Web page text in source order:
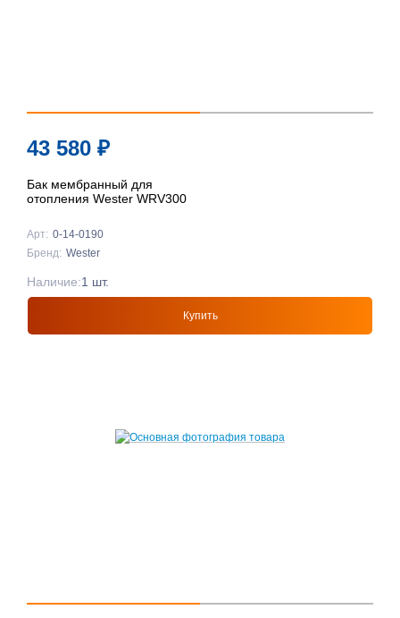
43 580 ₽
Бак мембранный для
отопления Wester WRV300
Арт: 0-14-0190
Бренд: Wester
Купить
Наличие:1 шт.